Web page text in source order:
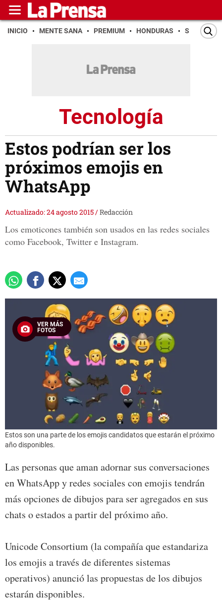
INICIO MENTE SANA PREMIUM HONDURAS SAN PEDRO
Tecnología
Estos podrían ser los
próximos emojis en
WhatsApp
Actualizado: 24 agosto 2015/Redacción
Los emoticones también son usados en las redes sociales
como Facebook, Twitter e Instagram.
VER MÁS
FOTOS
Estos son una parte de los emojis candidatos que estarán el próximo
año disponibles.
Las personas que aman adornar sus conversaciones
en WhatsApp y redes sociales con emojis tendrán
más opciones de dibujos para ser agregados en sus
chats o estados a partir del próximo año.
Unicode Consortium (la compañía que estandariza
los emojis a través de diferentes sistemas
operativos) anunció las propuestas de los dibujos
estarán disponibles.